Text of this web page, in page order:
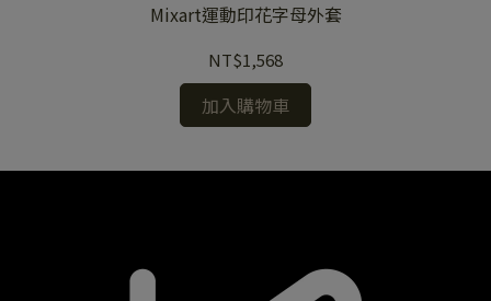
Mixart運動印花字母外套
NT$1,568
加入購物車